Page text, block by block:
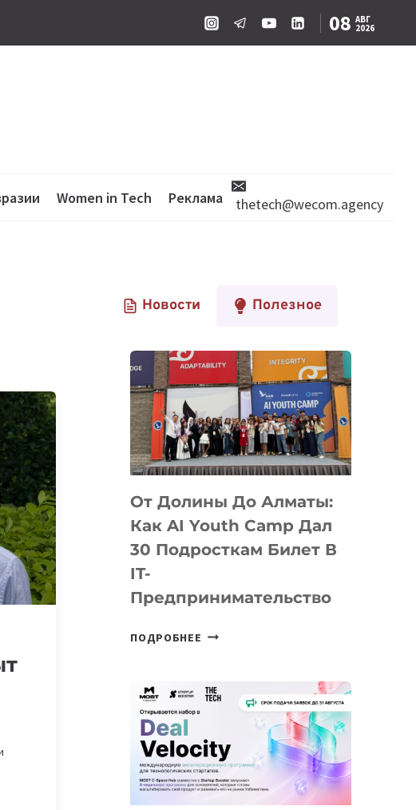
08 АВГ
2026
Women in Tech Реклама thetech@wecom.agency
Новости Полезное
От Долины До Алматы:
Как AI Youth Camp Дал
30 Подросткам Билет В
IT-
Предпринимательство
ПОДРОБНЕЕ ОТ
АЛМАТЫ:
YOUTH
CAMP
ДАЛ